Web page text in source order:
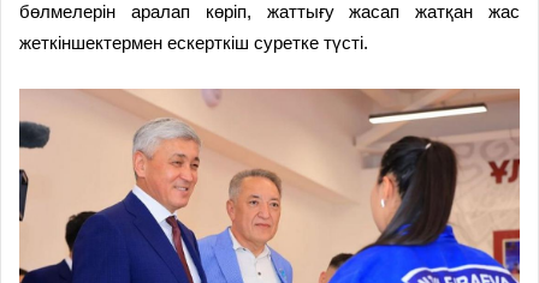
бөлмелерін аралап көріп, жаттығу жасап жатқан жас
жеткіншектермен ескерткіш суретке түсті.